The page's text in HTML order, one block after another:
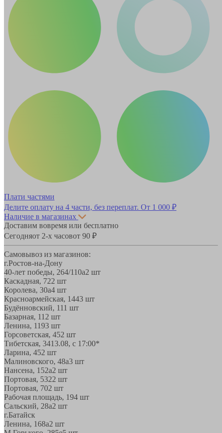
Плати частями
Делите оплату на 4 части, без переплат. От 1 000 ₽
Наличие в магазинах
Доставим вовремя или бесплатно
Сегодняот 2-х часовот 90 ₽
Самовывоз из магазинов:
г.Ростов-на-Дону
40-лет победы, 264/110а2 шт
Каскадная, 722 шт
Королева, 30а4 шт
Красноармейская, 1443 шт
Будённовский, 111 шт
Базарная, 11 2 шт
Ленина, 1193 шт
Горсоветская, 452 шт
Тибетская, 3413.08, с 17:00*
Ларина, 452 шт
Малиновского, 48а3 шт
Нансена, 152а2 шт
Портовая, 5322 шт
Портовая, 702 шт
Рабочая площадь, 194 шт
Сальский, 28a2 шт
г.Батайск
Ленина, 168а2 шт